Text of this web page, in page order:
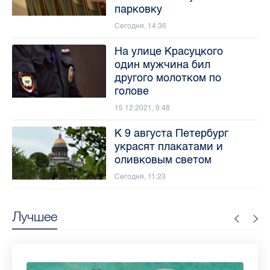
Лучшее
парковку
Сегодня, 14:36
На улице Красуцкого
один мужчина бил
другого молотком по
голове
15.12.2021, 9:48
К 9 августа Петербург
украсят плакатами и
оливковым светом
Сегодня, 11:23